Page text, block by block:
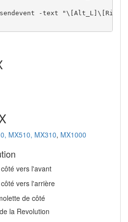
-text
MX510, MX310, MX1000
vers l'avant
vers l'arrière
de côté
la Revolution